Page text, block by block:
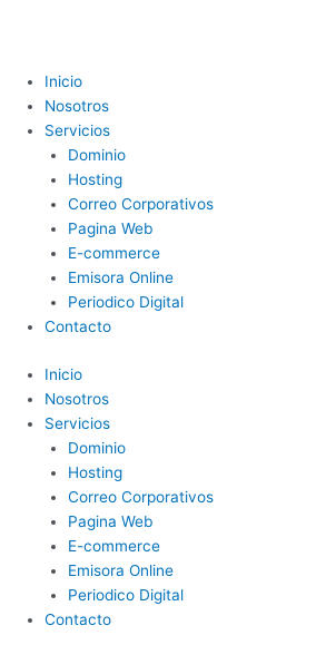
Inicio
Nosotros
Servicios
Dominio
Hosting
Correo Corporativos
Pagina Web
E-commerce
Emisora Online
Periodico Digital
Contacto
Menu
Inicio
Nosotros
Servicios
Dominio
Hosting
Correo Corporativos
Pagina Web
E-commerce
Emisora Online
Periodico Digital
Contacto